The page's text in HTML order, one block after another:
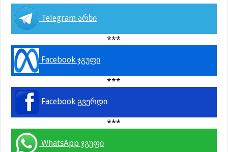
Telegram არხი
***
Facebook ჯგუფი
***
Facebook გვერდი
***
WhatsApp ჯგუფი